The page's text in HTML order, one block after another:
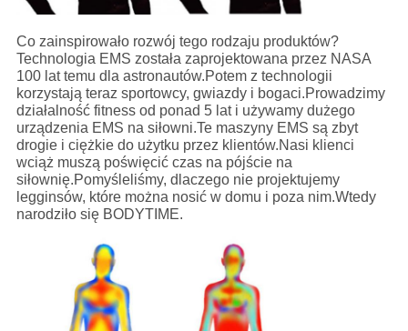
Co zainspirowało rozwój tego rodzaju produktów?
Technologia EMS została zaprojektowana przez NASA
100 lat temu dla astronautów.Potem z technologii
korzystają teraz sportowcy, gwiazdy i bogaci.Prowadzimy
działalność fitness od ponad 5 lat i używamy dużego
urządzenia EMS na siłowni.Te maszyny EMS są zbyt
drogie i ciężkie do użytku przez klientów.Nasi klienci
wciąż muszą poświęcić czas na pójście na
siłownię.Pomyśleliśmy, dlaczego nie projektujemy
legginsów, które można nosić w domu i poza nim.Wtedy
narodziło się BODYTIME.